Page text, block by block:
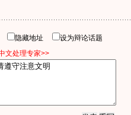
隐藏地址
设为辩论话题
文处理专家>>